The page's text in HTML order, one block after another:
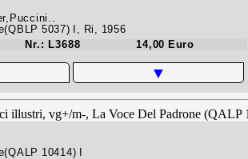
5037) I, Ri, 1956
Nr.: L3688 14,00 Euro
▼
10414) I